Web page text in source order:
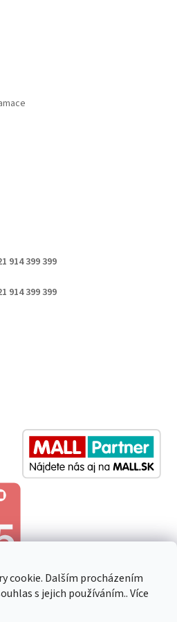
cookie. Dalším procházením
s jejich používáním.. Více
914 399 399
914 399 399